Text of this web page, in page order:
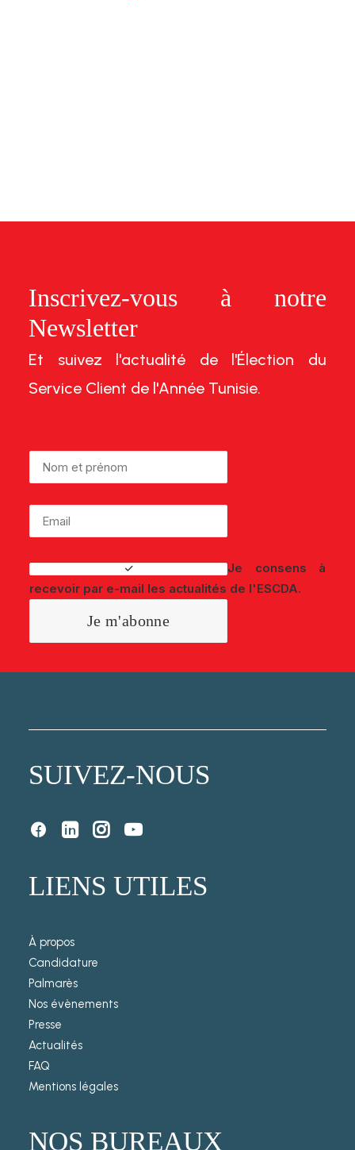
Inscrivez-vous à notre
Newsletter
Et suivez l'actualité de l'Élection du
Service Client de l'Année Tunisie.
Je consens à
recevoir par e-mail les actualités de l'ESCDA.
SUIVEZ-NOUS
LIENS UTILES
À propos
Candidature
Palmarès
Nos évènements
Presse
Actualités
FAQ
Mentions légales
NOS BUREAUX